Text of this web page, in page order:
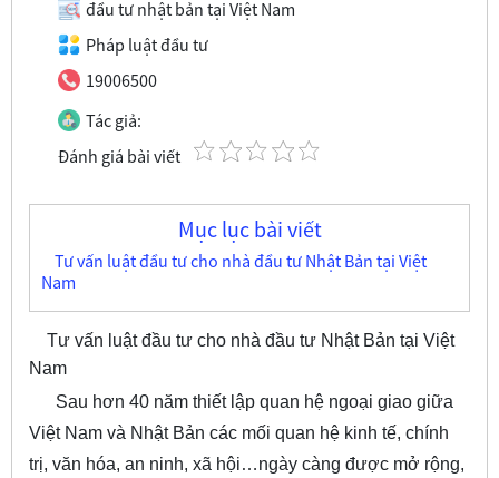
đầu tư nhật bản tại Việt Nam
Pháp luật đầu tư
19006500
Tác giả:
Đánh giá bài viết
Mục lục bài viết
Tư vấn luật đầu tư cho nhà đầu tư Nhật Bản tại Việt
Nam
Tư vấn luật đầu tư cho nhà đầu tư Nhật Bản tại Việt
Nam
Sau hơn 40 năm thiết lập quan hệ ngoại giao giữa
Việt Nam và Nhật Bản các mối quan hệ kinh tế, chính
trị, văn hóa, an ninh, xã hội…ngày càng được mở rộng,